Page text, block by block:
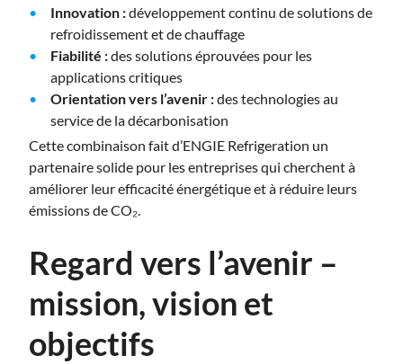
Innovation :développement continu de solutions de
refroidissement et de chauffage
Fiabilité :des solutions éprouvées pour les
applications critiques
Orientation vers l’avenir :des technologies au
service de la décarbonisation
Cette combinaison fait d’ENGIE Refrigeration un
partenaire solide pour les entreprises qui cherchent à
améliorer leur efficacité énergétique et à réduire leurs
émissions de CO₂.
Regard vers l’avenir –
mission, vision et
objectifs